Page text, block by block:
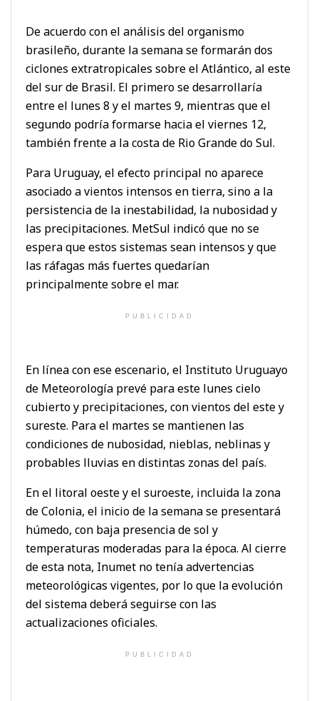
De acuerdo con el análisis del organismo
brasileño, durante la semana se formarán dos
ciclones extratropicales sobre el Atlántico, al este
del sur de Brasil. El primero se desarrollaría
entre el lunes 8 y el martes 9, mientras que el
segundo podría formarse hacia el viernes 12,
también frente a la costa de Rio Grande do Sul.
Para Uruguay, el efecto principal no aparece
asociado a vientos intensos en tierra, sino a la
persistencia de la inestabilidad, la nubosidad y
las precipitaciones. MetSul indicó que no se
espera que estos sistemas sean intensos y que
las ráfagas más fuertes quedarían
principalmente sobre el mar.
PUBLICIDAD
En línea con ese escenario, el Instituto Uruguayo
de Meteorología prevé para este lunes cielo
cubierto y precipitaciones, con vientos del este y
sureste. Para el martes se mantienen las
condiciones de nubosidad, nieblas, neblinas y
probables lluvias en distintas zonas del país.
En el litoral oeste y el suroeste, incluida la zona
de Colonia, el inicio de la semana se presentará
húmedo, con baja presencia de sol y
temperaturas moderadas para la época. Al cierre
de esta nota, Inumet no tenía advertencias
meteorológicas vigentes, por lo que la evolución
del sistema deberá seguirse con las
actualizaciones oficiales.
PUBLICIDAD